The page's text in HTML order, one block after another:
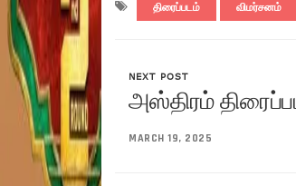
திரைப்படம் விமர்சனம்
NEXT POST
அஸ்திரம்
MARCH 19, 2025